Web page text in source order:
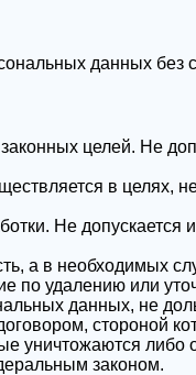
данных без
целей. Не
в целях,
Не допускается
а в необходимых
по удалению или
данных, не
стороной
уничтожаются либо
законом.